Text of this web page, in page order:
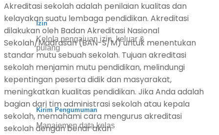
Izin
Kelola pengajuan izin, keluar &
pulang
Kirim Pengumuman
Manajemen data kelas
Akreditasi sekolah adalah penilaian kualitas dan
kelayakan suatu lembaga pendidikan. Akreditasi
dilakukan oleh Badan Akreditasi Nasional
Sekolah/Madrasah (BAN-S/M) untuk menentukan
standar mutu sebuah sekolah. Tujuan akreditasi
sekolah menjamin mutu pendidikan, melindungi
kepentingan peserta didik dan masyarakat,
meningkatkan kualitas pendidikan. Jika Anda adalah
bagian dari tim administrasi sekolah atau kepala
sekolah, memahami cara mengurus akreditasi
sekolah dengan benar akan